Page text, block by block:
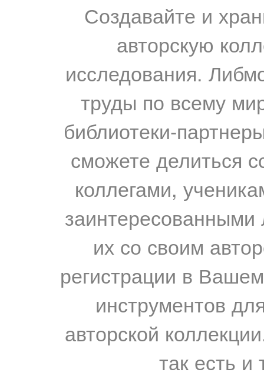
Создавайте и
авторскую
исследования.
труды по всему
библиотеки-
сможете делиться
коллегами,
их со своим
регистрации в
инструментов
авторской
так есть и